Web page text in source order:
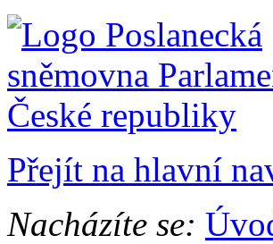
Přejít na hlavní
Nacházíte se: